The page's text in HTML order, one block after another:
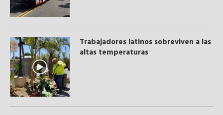
Trabajadores latinos sobreviven a las
altas temperaturas